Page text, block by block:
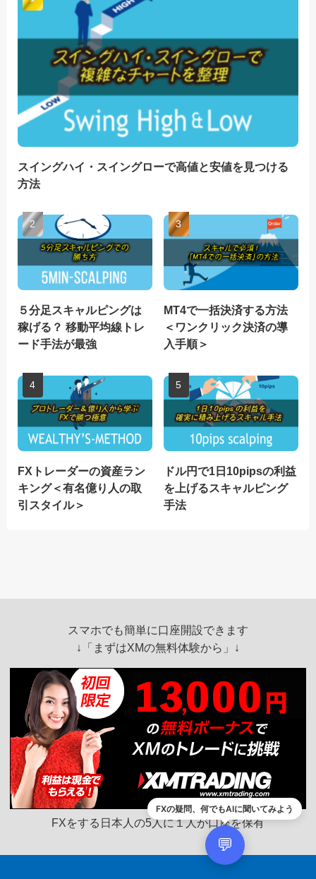
スイングハイ・スイングローで高値と安値を見つける
方法
５分足スキャルピングは
稼げる？ 移動平均線トレ
ード手法が最強
MT4で一括決済する方法
＜ワンクリック決済の導
入手順＞
FXトレーダーの資産ラン
キング＜有名億り人の取
引スタイル＞
ドル円で1日10pipsの利益
を上げるスキャルピング
手法
スマホでも簡単に口座開設できます
↓「 まずはXMの無料体験から 」↓
FXをする日本人の5人に１人が口座を保有
FXの疑問、何でもAIに聞いてみよう
💬